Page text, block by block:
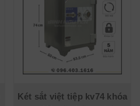
Két sắt việt tiệp kv74 khóa